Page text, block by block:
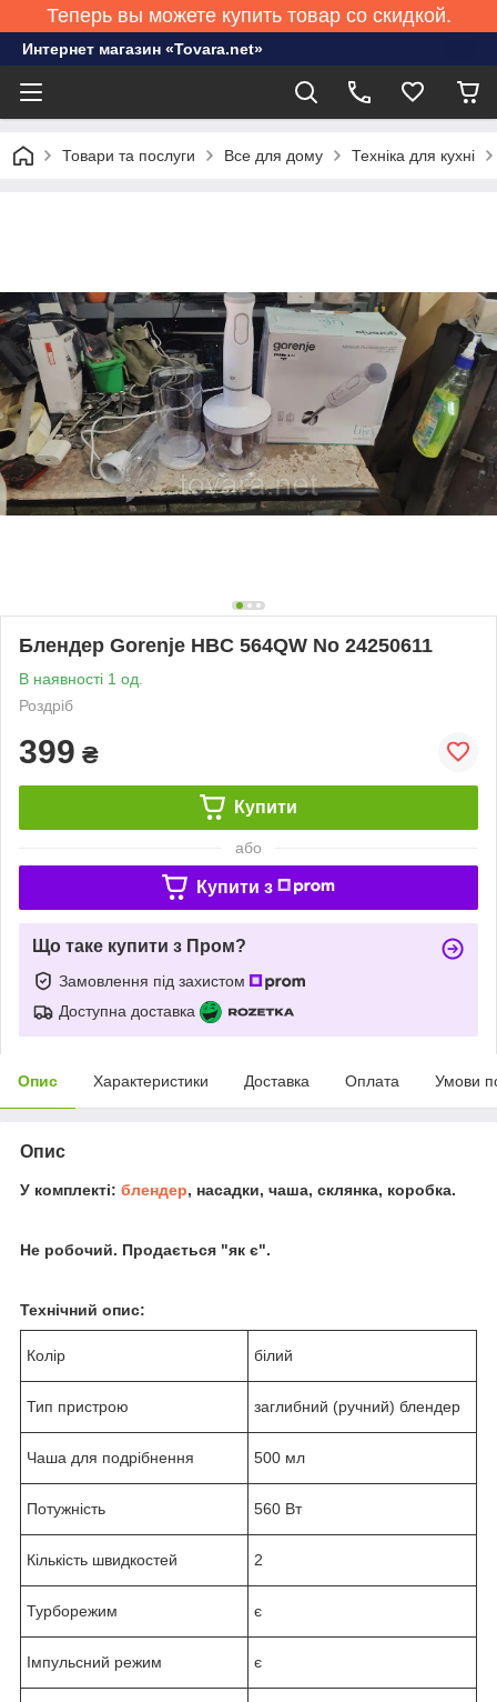
Теперь вы можете купить товар со скидкой.
Интернет магазин «Tovara.net»
Товари та послуги Все для дому Техніка для кухні
Блендер Gorenje HBC 564QW No 24250611
В наявності 1 од.
Роздріб
399 ₴
Купити
або
Купити з
Що таке купити з Пром?
Замовлення під захистом
Доступна доставка
Опис Характеристики Доставка Оплата Умови
Опис
У комплекті: блендер, насадки, чаша, склянка, коробка.
Не робочий. Продається "як є".
Технічний опис:
Колір білий
Тип пристрою заглибний (ручний) блендер
Чаша для подрібнення 500 мл
Потужність 560 Вт
Кількість швидкостей 2
Турборежим є
Імпульсний режим є